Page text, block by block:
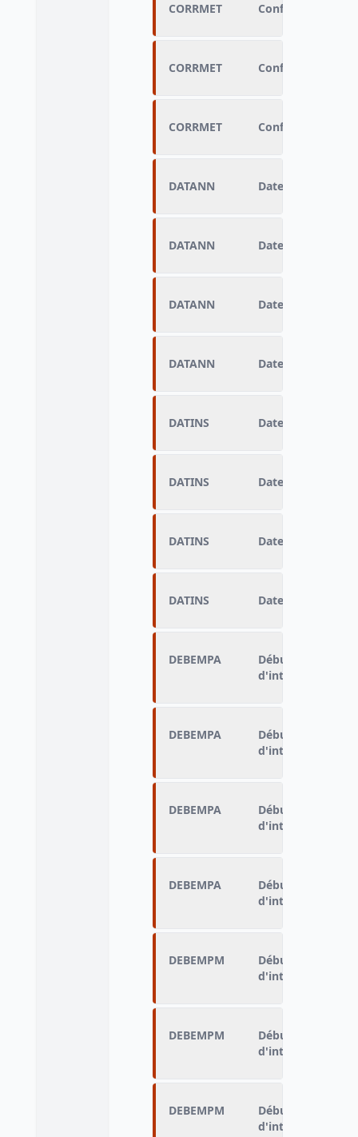
CORRMET Conformité par
CORRMET Conformité par
CORRMET Conformité par
DATANN Date de sortie
DATANN Date de sortie
DATANN Date de sortie
DATANN Date de sortie
DATINS Date d'entrée en
DATINS Date d'entrée en
DATINS Date d'entrée en
DATINS Date d'entrée en
DEBEMPA
Début de cet
d'interim (année)
DEBEMPA
Début de cet
d'interim (année)
DEBEMPA
Début de cet
d'interim (année)
DEBEMPA
Début de cet
d'interim (année)
DEBEMPM
Début de cet
d'interim (mois)
DEBEMPM
Début de cet
d'interim (mois)
DEBEMPM
Début de cet
d'interim (mois)